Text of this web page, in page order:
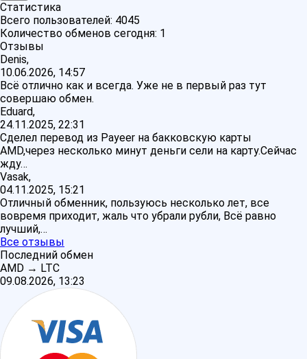
Статистика
Всего пользователей: 4045
Количество обменов сегодня: 1
Отзывы
Denis,
10.06.2026, 14:57
Всё отлично как и всегда. Уже не в первый раз тут
совершаю обмен.
Eduard,
24.11.2025, 22:31
Сделел перевод из Payeer на бакковскую карты
AMD,через несколько минут деньги сели на карту.Сейчас
жду…
Vasak,
04.11.2025, 15:21
Отличный обменник, пользуюсь несколько лет, все
вовремя приходит, жаль что убрали рубли, Всё равно
лучший,…
Все отзывы
Последний обмен
AMD → LTC
09.08.2026, 13:23